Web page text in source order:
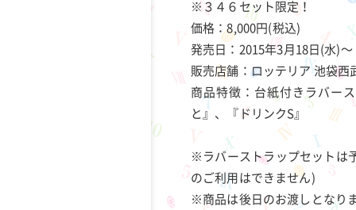
※３４６セット限定！
価格：8,000円(税込)
発売日：2015年3月18日(水)～
販売店舗：ロッテリア 池袋西
商品特徴：台紙付きラバー
と』、『ドリンクS』
※ラバーストラップセットは
のご利用はできません)
※商品は後日のお渡しとなり